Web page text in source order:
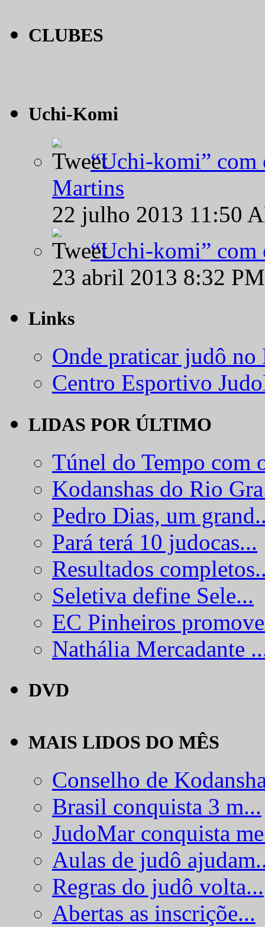
CLUBES
Uchi-Komi
“Uchi-komi” com
Martins
22 julho 2013 11:50
“Uchi-komi” com
23 abril 2013 8:32
Links
Onde praticar judô
Centro Esportivo
LIDAS POR ÚLTIMO
Túnel do Tempo com
Kodanshas do Rio
Pedro Dias, um
Pará terá 10 judocas...
Resultados
Seletiva define Sele...
EC Pinheiros
Nathália Mercadante
DVD
MAIS LIDOS DO MÊS
Conselho de
Brasil conquista 3 m...
JudoMar conquista
Aulas de judô
Regras do judô volta...
Abertas as inscriçõe...